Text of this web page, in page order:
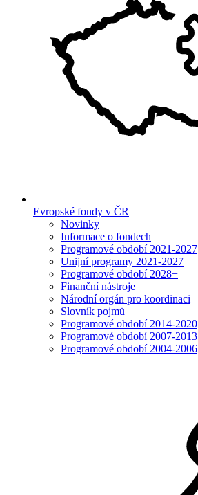
Evropské fondy v ČR
Novinky
Informace o fondech
Programové období 2021-2027
Unijní programy 2021-2027
Programové období 2028+
Finanční nástroje
Národní orgán pro koordinaci
Slovník pojmů
Programové období 2014-2020
Programové období 2007-2013
Programové období 2004-2006